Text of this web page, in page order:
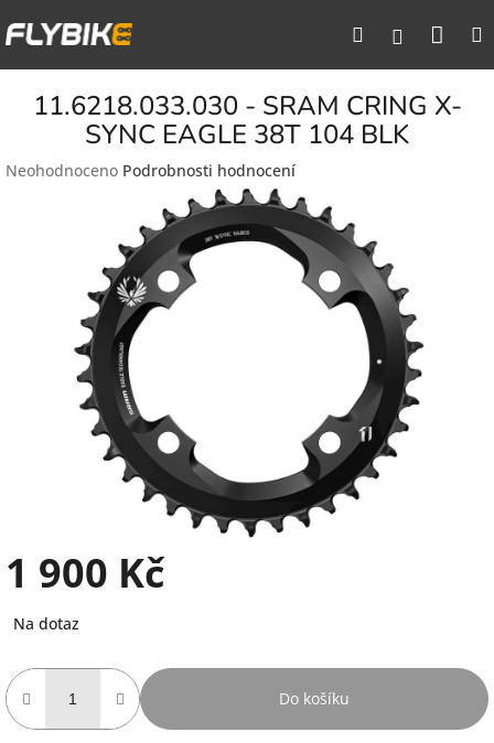
na
Hledat
11.6218.033.030 - SRAM CRING X-
SYNC EAGLE 38T 104 BLK
Průměrné
hvězdiček.
Neohodnoceno Podrobnosti hodnocení
1 900 Kč
cena:
Na dotaz
Do košíku